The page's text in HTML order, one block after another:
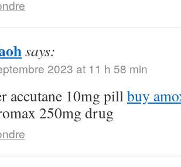
says:
2023 at 11 h 58 min
accutane 10mg pillbuy
250mg drug